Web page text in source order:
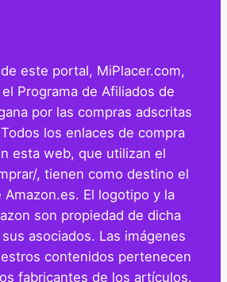
este portal, MiPlacer.com,
Programa de Afiliados de
por las compras adscritas
los enlaces de compra
esta web, que utilizan el
, tienen como destino el
El logotipo y la
son propiedad de dicha
asociados. Las imágenes
contenidos pertenecen
fabricantes de los artículos.